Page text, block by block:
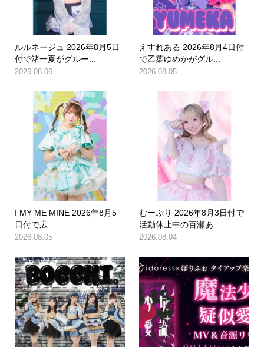
ルルネージュ 2026年8月5日
付で渚一夏がグルー...
2026.08.06
えすれある 2026年8月4日付
で乙葉ゆめかがグル...
2026.08.05
I MY ME MINE 2026年8月5
日付で広...
2026.08.05
むーぷり 2026年8月3日付で
活動休止中の百瀬あ...
2026.08.04